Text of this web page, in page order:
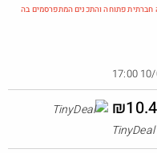
@t0x1c
חברתית פתוחה והתכנים המתפרסמים בה
₪10.4
TinyDeal